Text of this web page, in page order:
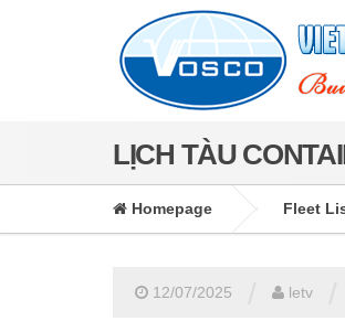
LỊCH TÀU
Homepage Fleet
12/07/2025 letv